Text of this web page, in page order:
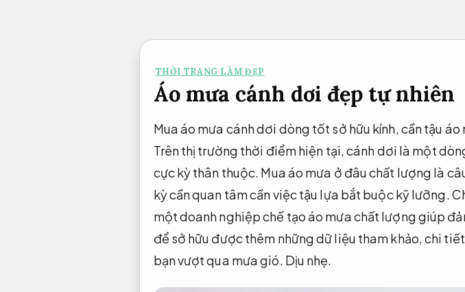
THỜI TRANG LÀM ĐẸP
Áo mưa cánh dơi đẹp tự nhiên
Mua áo mưa cánh dơi dòng tốt sở hữu kính, cần tậu
Trên thị trường thời điểm hiện tại, cánh dơi là một
cực kỳ thân thuộc. Mua áo mưa ở đâu chất lượng là
kỳ cần quan tâm cần việc tậu lựa bắt buộc kỹ lưỡng.
một doanh nghiệp chế tạo áo mưa chất lượng giúp
để sở hữu được thêm những dữ liệu tham khảo, chi
bạn vượt qua mưa gió. Dịu nhẹ.